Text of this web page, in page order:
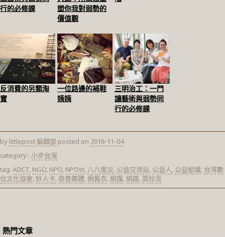
行的必修課
塑你我對弱勢的
價值觀
反消費的另類淘
寶
一位路邊的補鞋
姨姨
三明治工：一門
讓藝術與弱勢同
行的必修課
by littlepost 編輯部 posted on 2016-11-04
category : 小步台灣
tag: ADCT, NGO, NPO, NPOst, 八八風災, 公益交流站, 公益人, 公益組織, 台灣數
位文化協會,好人卡, 慈善團體,捐舊衣,網媒,網路, 莫拉克
熱門文章